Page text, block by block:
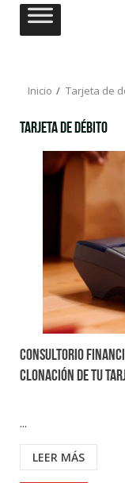
Saltar
Inicio Tarjeta de
Tarjeta de débito
Consultorio
clonación de tu
...
LEER MÁS